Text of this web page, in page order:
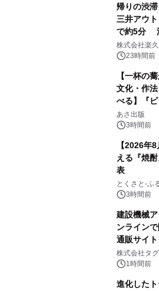
帰りの渋
三井アウ
で約5分
メニューを
株式会社楽
23時間前
【一杯の
文化・作
べる】『
養として
（火）発売
あさ出版
3時間前
【2026年
える『焼
表
とくさと-ふ
3時間前
建設機械
ンライン
通販サイ
プン
株式会社タ
1時間前
進化した